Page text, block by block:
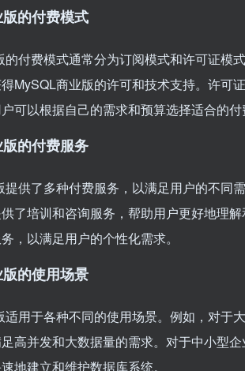
的付费模式
的付费模式通常分为订阅模式和许可证模
MySQL商业版的许可和技术支持。许可
可以根据自己的需求和预算选择适合的付
的付费服务
提供了多种付费服务，以满足用户的不同
了培训和咨询服务，帮助用户更好地理
，以满足用户的个性化需求。
的使用场景
适用于各种不同的使用场景。例如，对于
高并发和大数据量的需求。对于中小型
地建立和维护数据库系统。